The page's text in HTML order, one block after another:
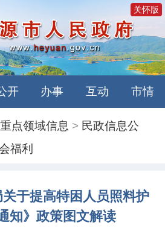
关怀版
开 办事 互动 市情
重点领域信息 > 民政信息公
福利
关于提高特困人员照料护
知》政策图文解读